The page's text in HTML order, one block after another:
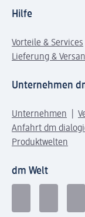
Hilfe
Vorteile & Services
Lieferung &
Unternehmen
Unternehmen
Anfahrt dm
Produktwelten
dm Welt